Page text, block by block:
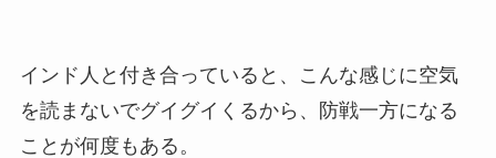
インド人と付き合っていると、こんな感じに空気
を読まないでグイグイくるから、防戦一方になる
ことが何度もある。